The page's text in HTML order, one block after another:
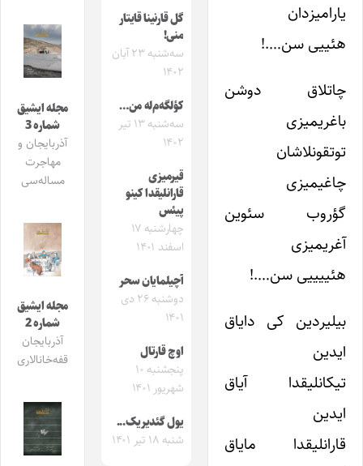
یارامیزدان
هئییی سن….!
چاتلاق دوشن
باغریمیزی
توتقونلاشان
چاغیمیزی
گؤروب سئوین
آغریمیزی
هئییییی سن….!
بیلیردین کی دایاق
ایدین
تیکانلیقدا آیاق
ایدین
قارانلیقدا مایاق
گل قارنینا قایتار
منی!
سه‌شنبه ۲۳ آبان
۱۴۰۲
کؤلگه‌م‌له من…
سه‌شنبه ۱۳ تیر
۱۴۰۲
قیرمیزی
قارانلیقدا کینو
پیئس
چهارشنبه ۱۷
اسفند ۱۴۰۱
آچیلمایان سحر
دوشنبه ۲۶ دی
۱۴۰۱
اوچ قارتال
پنجشنبه ۱۰
شهریور ۱۴۰۱
یول گئدیریک..‌.
شنبه ۱۸ تیر ۱۴۰۱
مجله ایشیق
شماره 3
آذربایجان و
مهاجرت
مساله‌سی
مجله ایشیق
شماره 2
آذربایجان
قفه‌خانالاری